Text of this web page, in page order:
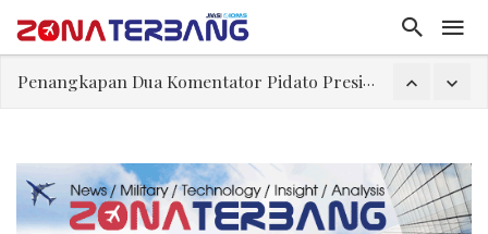
Penangkapan Dua Komentator Pidato Presiden
Sikap Kolombia Berubah, Kini Dukung Maroko dalam Sengketa Sahara
Dua Pesawat Nyaris Bertabrakan di Bandara Sydney, Satu Kru Jetstar Terluka